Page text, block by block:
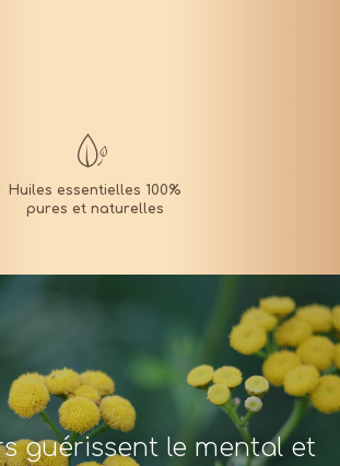
guérissent le mental et